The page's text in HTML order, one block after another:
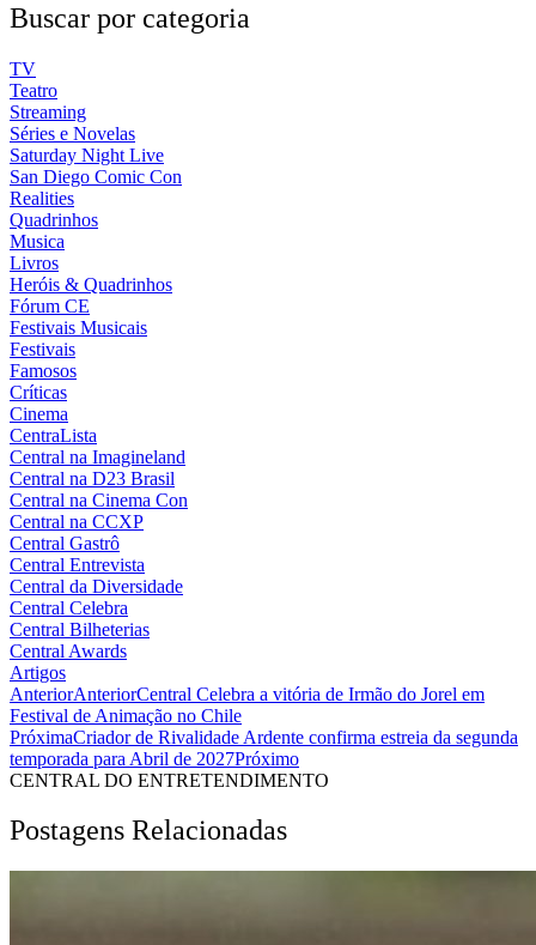
Buscar por categoria
TV
Teatro
Streaming
Séries e Novelas
Saturday Night Live
San Diego Comic Con
Realities
Quadrinhos
Musica
Livros
Heróis & Quadrinhos
Fórum CE
Festivais Musicais
Festivais
Famosos
Críticas
Cinema
CentraLista
Central na Imagineland
Central na D23 Brasil
Central na Cinema Con
Central na CCXP
Central Gastrô
Central Entrevista
Central da Diversidade
Central Celebra
Central Bilheterias
Central Awards
Artigos
AnteriorAnteriorCentral Celebra a vitória de Irmão do Jorel em
Festival de Animação no Chile
PróximaCriador de Rivalidade Ardente confirma estreia da segunda
temporada para Abril de 2027Próximo
CENTRAL DO ENTRETENDIMENTO
Postagens Relacionadas